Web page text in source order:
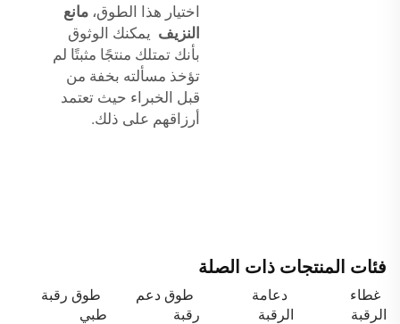
اختيار هذا الطوق، مانع
النزيف يمكنك الوثوق
بأنك تمتلك منتجًا مثبتًا لم
تؤخذ مسألته بخفة من
قبل الخبراء حيث تعتمد
أرزاقهم على ذلك.
فئات المنتجات ذات الصلة
غطاء
الرقبة
دعامة
الرقبة
طوق دعم
رقبة
طوق رقبة
طبي